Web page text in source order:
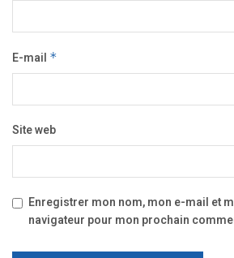
E-mail *
Site web
Enregistrer mon nom, mon e-mail et
navigateur pour mon prochain